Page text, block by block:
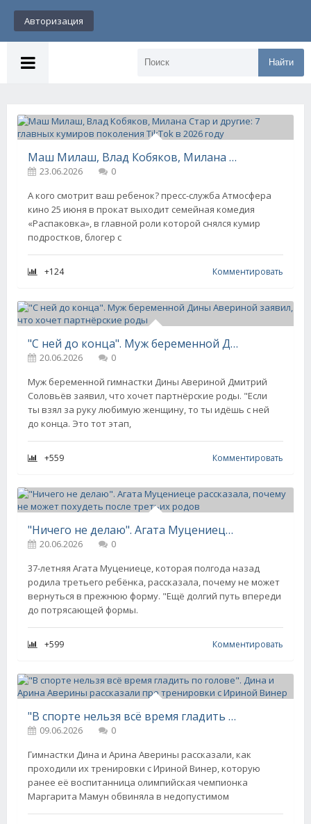
Авторизация
Найти
Маш Милаш, Влад Кобяков, Милана Стар и другие: 7 главных кумиров поколения TikTok в 2026 году
23.06.2026
0
А кого смотрит ваш ребенок? пресс-служба Атмосфера
кино 25 июня в прокат выходит семейная комедия
«Распаковка», в главной роли которой снялся кумир
подростков, блогер с
+124 Комментировать
"С ней до конца". Муж беременной Дины Авериной заявил, что хочет партнёрские роды
20.06.2026
0
Муж беременной гимнастки Дины Авериной Дмитрий
Соловьёв заявил, что хочет партнёрские роды. "Если
ты взял за руку любимую женщину, то ты идёшь с ней
до конца. Это тот этап,
+559 Комментировать
"Ничего не делаю". Агата Муцениеце рассказала, почему не может похудеть после третьих родов
20.06.2026
0
37-летняя Агата Муцениеце, которая полгода назад
родила третьего ребёнка, рассказала, почему не может
вернуться в прежнюю форму. "Ещё долгий путь впереди
до потрясающей формы.
+599 Комментировать
"В спорте нельзя всё время гладить по голове". Дина и Арина Аверины рассказали про тренировки с Ириной Винер
09.06.2026
0
Гимнастки Дина и Арина Аверины рассказали, как
проходили их тренировки с Ириной Винер, которую
ранее её воспитанница олимпийская чемпионка
Маргарита Мамун обвиняла в недопустимом